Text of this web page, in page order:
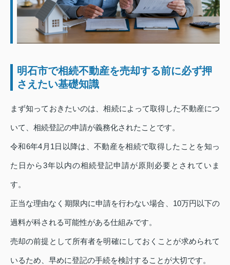
明石市で相続不動産を売却する前に必ず押
さえたい基礎知識
まず知っておきたいのは、相続によって取得した不動産につ
いて、相続登記の申請が義務化されたことです。
令和6年4月1日以降は、不動産を相続で取得したことを知っ
た日から3年以内の相続登記申請が原則必要とされていま
す。
正当な理由なく期限内に申請を行わない場合、10万円以下の
過料が科される可能性がある仕組みです。
売却の前提として所有者を明確にしておくことが求められて
いるため、早めに登記の手続を検討することが大切です。